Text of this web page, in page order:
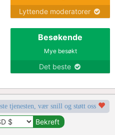
Lyttende moderatorer
Besøkende
Mye besøkt
Det beste
tjenesten, vær snill og støtt oss